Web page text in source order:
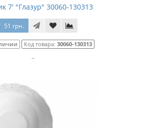
7' "Глазур" 30060-130313
51 грн.
Код товара: 30060-130313
..